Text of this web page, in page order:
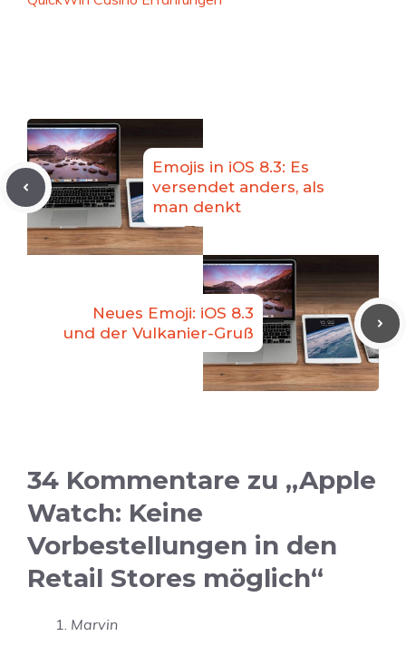
Emojis in iOS 8.3: Es
versendet anders, als
man denkt
Neues Emoji: iOS 8.3
und der Vulkanier-Gruß
34 Kommentare zu „Apple
Watch: Keine
Vorbestellungen in den
Retail Stores möglich“
Marvin